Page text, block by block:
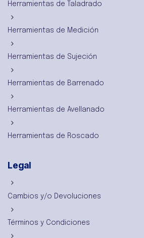
Herramientas de Taladrado
Herramientas de Medición
Herramientas de Sujeción
Herramientas de Barrenado
Herramientas de Avellanado
Herramientas de Roscado
Legal
Cambios y/o Devoluciones
Términos y Condiciones